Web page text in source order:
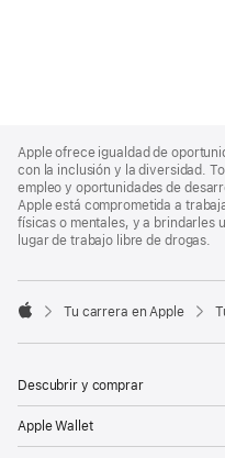
Footer
Apple ofrece igualdad de
con la inclusión y la diversidad.
empleo y oportunidades de
Apple está comprometida a
físicas o mentales, y a brindarles
lugar de trabajo libre de drogas.

Tu carrera en Apple
Descubrir y comprar
Apple Wallet